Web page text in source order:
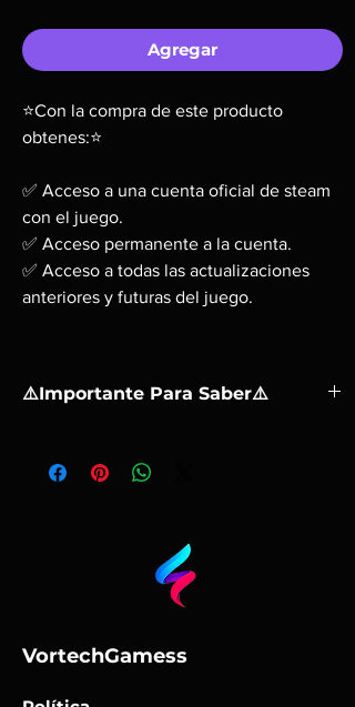
Agregar
⭐Con la compra de este producto
obtenes:⭐
✅ Acceso a una cuenta oficial de steam
con el juego.
✅ Acceso permanente a la cuenta.
✅ Acceso a todas las actualizaciones
anteriores y futuras del juego.
⚠️Importante Para Saber⚠️
❗ No puede activarse el préstamo familiar. Se
❗ Tu estas comprando una cuenta con el
la contraseña de la cuenta de steam, despues
de la instalación lo que recomendamos es que
VortechGamess